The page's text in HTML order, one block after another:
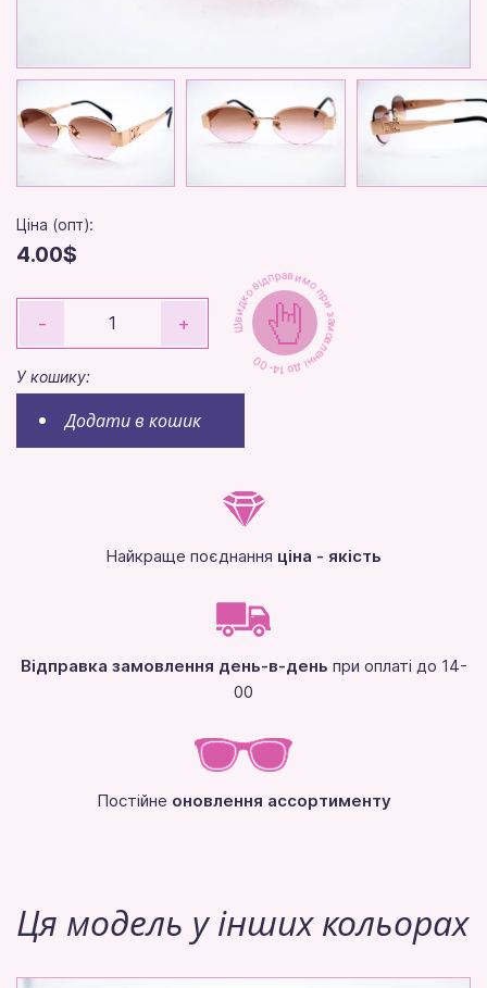
Ціна (опт):
4.00$
- +
У кошику:
Додати в кошик
Швидко відправимо при замовленні до 14-00
Найкраще поєднання ціна - якість
Відправка замовлення день-в-день при оплаті до 14-
00
Постійне оновлення ассортименту
Ця модель у інших кольорах